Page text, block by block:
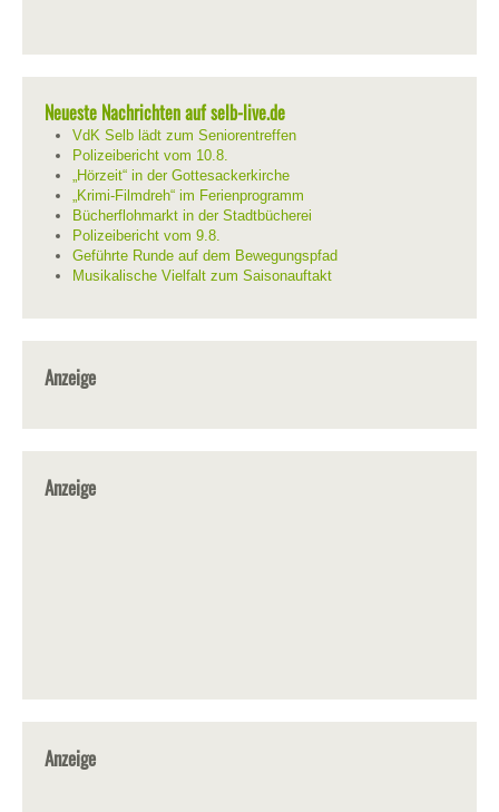
Neueste Nachrichten auf selb-live.de
VdK Selb lädt zum Seniorentreffen
Polizeibericht vom 10.8.
„Hörzeit“ in der Gottesackerkirche
„Krimi-Filmdreh“ im Ferienprogramm
Bücherflohmarkt in der Stadtbücherei
Polizeibericht vom 9.8.
Geführte Runde auf dem Bewegungspfad
Musikalische Vielfalt zum Saisonauftakt
Anzeige
Anzeige
Anzeige